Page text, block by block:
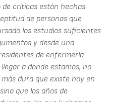
críticas están hechas
de personas que
los estudios suficientes
y desde una
de enfermería
a donde estamos, no
dura que existe hoy en
que los años de